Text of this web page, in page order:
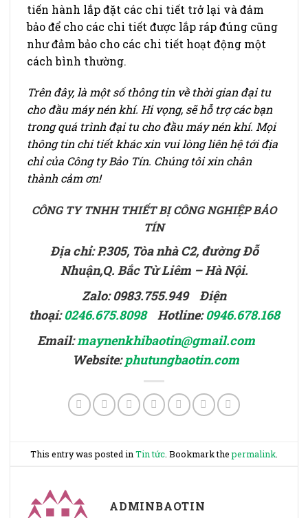
tiến hành lắp đặt các chi tiết trở lại và đảm
bảo để cho các chi tiết được lắp ráp đúng cũng
như đảm bảo cho các chi tiết hoạt động một
cách bình thường.
Trên đây, là một số thông tin về thời gian đại tu
cho đầu máy nén khí. Hi vọng, sẽ hỗ trợ các bạn
trong quá trình đại tu cho đầu máy nén khí. Mọi
thông tin chi tiết khác xin vui lòng liên hệ tới địa
chỉ của Công ty Bảo Tín. Chúng tôi xin chân
thành cảm ơn!
CÔNG TY TNHH THIẾT BỊ CÔNG NGHIỆP BẢO
TÍN
Địa chỉ: P.305, Tòa nhà C2, đường Đỗ
Nhuận,Q. Bắc Từ Liêm – Hà Nội.
Zalo: 0983.755.949 Điện
thoại:0246.675.8098Hotline:0946.678.168
Email:maynenkhibaotin@gmail.com
Website:phutungbaotin.com
This entry was posted in Tin tức . Bookmark thepermalink
ADMINBAOTIN